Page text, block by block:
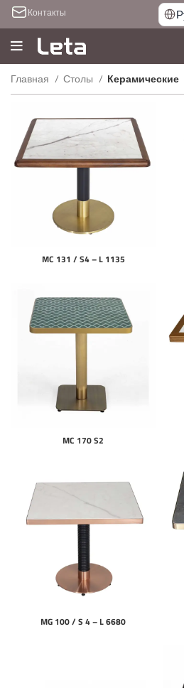
Контакты
Главная Столы Керамические
MC 131 / S4 – L 1135
MC 170 S2
MG 100 / S 4 – L 6680